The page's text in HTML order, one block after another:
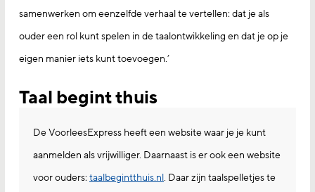
samenwerken om eenzelfde verhaal te vertellen: dat je als
ouder een rol kunt spelen in de taalontwikkeling en dat je op je
eigen manier iets kunt toevoegen.’
Taal begint thuis
De VoorleesExpress heeft een website waar je je kunt
aanmelden als vrijwilliger. Daarnaast is er ook een website
voor ouders: taalbegintthuis.nl. Daar zijn taalspelletjes te